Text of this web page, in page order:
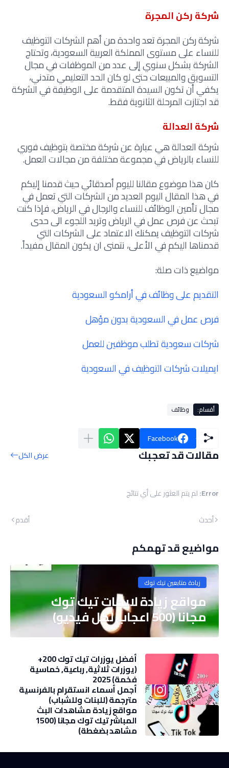
شركة ركن المجرة
شركة ركن المجرة تعد واحدة من أهم الشركات التوظيف
للنساء على مستوى المملكة العربية السعودية، وتحتاج
الشركة بشكل سنوي إلى عدد من الموظفات في مجال
التسويق والمبيعات حتى لو كان الحد التعليمي متدني،
يكفي أن تكون السيدة المتقدمة على الوظيفة في الشركة
قد اجتازت المرحلة الثانوية فقط.
شركة العدالة
شركة العدالة هي عبارة عن شركة مختصة بتوظيف فوري
للنساء بالرياض في مجموعة مختلفة من مجالات العمل.
كان هذا موضوع مقالنا لليوم أصدقائي حيث قدمنا إليكم
في هذا المقال اليوم العديد من الشركات التي تعمل في
مجال تأمين الوظائفللنساء والرجالفي الرياض، فإذا كنت
تبحث عن فرص عمل في الرياض وتريد اللجوء الى حدى
شركات التوظيف يمكنك الاعتماد على الشركات التي
قدمناها اليكم في الأعلى، نتمنى ان يكون المقال مفيداً.
مواضيع ذات صلة:
التقديم على وظائف في أرامكو السعودية
فرص عمل في السعودية بدون مؤهل
شركات سعودية تطلب موظفين للعمل
ايميلات شركات التوظيف في السعودية
أقسام: وظائف
Facebook
مقالات قد تعجبك عرض الكل
Error: لم يتم العثور على أي نتائج
أحدث
أقدم
مواضيع قد تهمكم
زيادة متابعين تيك توك
مواقع زيادة لايكات تيك توك
مجانا (500 اعجاب لكل فيديو)
أفضل يوزرات تيك توك 200+
(يوزرات ثلاثية, رباعية, خماسية
فخمة) 2025
أجمل أسماء انستقرام بالفرنسية
مترجمة (للبنات وللشباب)
مواقع زيادة مشاهدات البث
المباشر تيك توك مجانا (1500
مشاهد بضغطة)